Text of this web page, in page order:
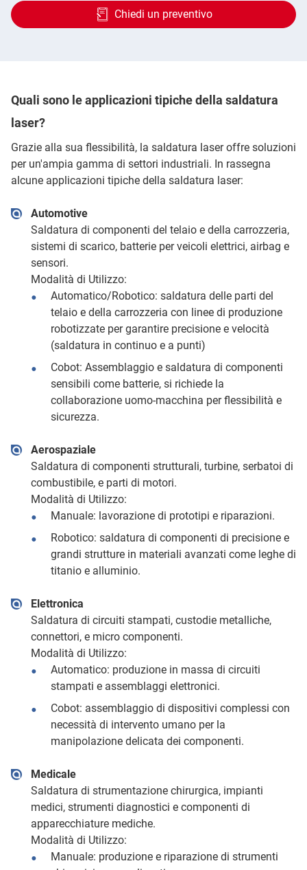
Chiedi un preventivo
Quali sono le applicazioni tipiche della saldatura
laser?
Grazie alla sua flessibilità, la saldatura laser offre soluzioni
per un'ampia gamma di settori industriali. In rassegna
alcune applicazioni tipiche della saldatura laser:
Automotive
Saldatura di componenti del telaio e della carrozzeria,
sistemi di scarico, batterie per veicoli elettrici, airbag e
sensori.
Modalità di Utilizzo:
Automatico/Robotico: saldatura delle parti del
telaio e della carrozzeria con linee di produzione
robotizzate per garantire precisione e velocità
(saldatura in continuo e a punti)
Cobot: Assemblaggio e saldatura di componenti
sensibili come batterie, si richiede la
collaborazione uomo-macchina per flessibilità e
sicurezza.
Aerospaziale
Saldatura di componenti strutturali, turbine, serbatoi di
combustibile, e parti di motori.
Modalità di Utilizzo:
Manuale: lavorazione di prototipi e riparazioni.
Robotico: saldatura di componenti di precisione e
grandi strutture in materiali avanzati come leghe di
titanio e alluminio.
Elettronica
Saldatura di circuiti stampati, custodie metalliche,
connettori, e micro componenti.
Modalità di Utilizzo:
Automatico: produzione in massa di circuiti
stampati e assemblaggi elettronici.
Cobot: assemblaggio di dispositivi complessi con
necessità di intervento umano per la
manipolazione delicata dei componenti.
Medicale
Saldatura di strumentazione chirurgica, impianti
medici, strumenti diagnostici e componenti di
apparecchiature mediche.
Modalità di Utilizzo:
Manuale: produzione e riparazione di strumenti